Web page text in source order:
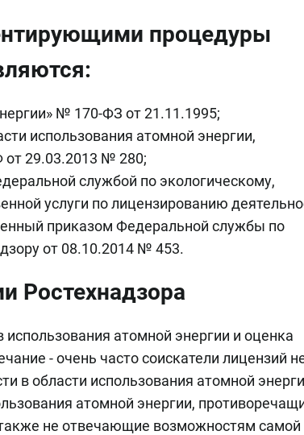
процедуры
№ 170-ФЗ от 21.11.1995;
использования атомной энергии,
от 29.03.2013 № 280;
службой по экологическому,
услуги по лицензированию
приказом Федеральной службы по
от 08.10.2014 № 453.
Ростехнадзора
атомной энергии и оценка
- очень часто соискатели лицензий
в области использования атомной
атомной энергии,
не отвечающие возможностям самой